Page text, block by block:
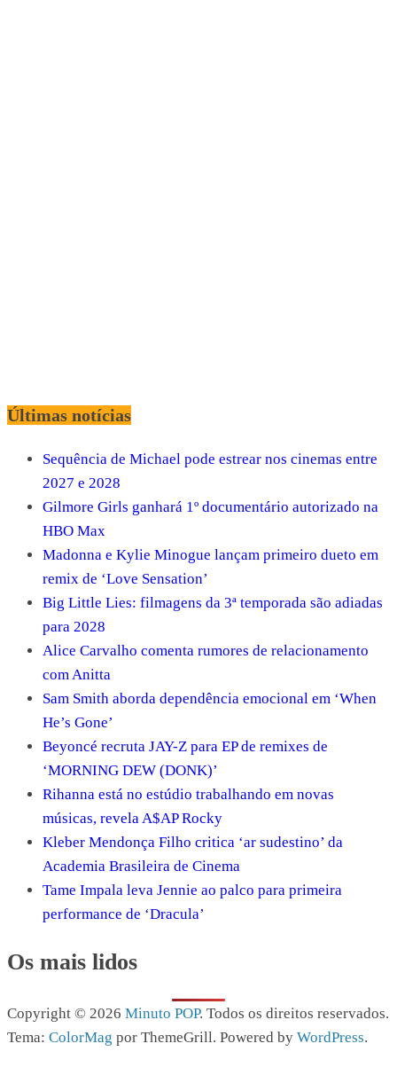
Últimas notícias
Sequência de Michael pode estrear nos cinemas entre
2027 e 2028
Gilmore Girls ganhará 1º documentário autorizado na
HBO Max
Madonna e Kylie Minogue lançam primeiro dueto em
remix de ‘Love Sensation’
Big Little Lies: filmagens da 3ª temporada são adiadas
para 2028
Alice Carvalho comenta rumores de relacionamento
com Anitta
Sam Smith aborda dependência emocional em ‘When
He’s Gone’
Beyoncé recruta JAY-Z para EP de remixes de
‘MORNING DEW (DONK)’
Rihanna está no estúdio trabalhando em novas
músicas, revela A$AP Rocky
Kleber Mendonça Filho critica ‘ar sudestino’ da
Academia Brasileira de Cinema
Tame Impala leva Jennie ao palco para primeira
performance de ‘Dracula’
Os mais lidos
Copyright © 2026 Minuto POP. Todos os direitos reservados.
Tema: ColorMag por ThemeGrill. Powered by WordPress.